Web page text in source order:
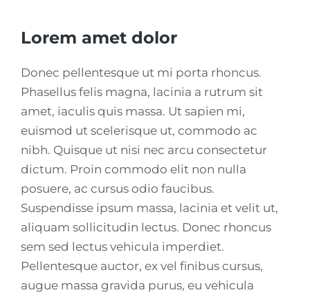
Lorem amet dolor
Donec pellentesque ut mi porta rhoncus.
Phasellus felis magna, lacinia a rutrum sit
amet, iaculis quis massa. Ut sapien mi,
euismod ut scelerisque ut, commodo ac
nibh. Quisque ut nisi nec arcu consectetur
dictum. Proin commodo elit non nulla
posuere, ac cursus odio faucibus.
Suspendisse ipsum massa, lacinia et velit ut,
aliquam sollicitudin lectus. Donec rhoncus
sem sed lectus vehicula imperdiet.
Pellentesque auctor, ex vel finibus cursus,
augue massa gravida purus, eu vehicula